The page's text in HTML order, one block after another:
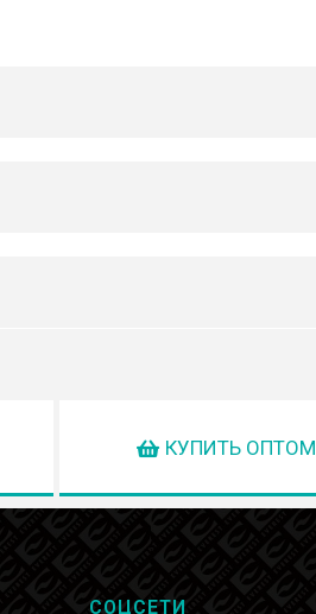
КУПИТЬ ОПТОМ
СОЦСЕТИ